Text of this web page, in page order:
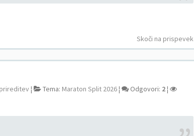
Skoči na prispevek
¦ Tema: Maraton Split 2026¦ Odgovori: 2¦